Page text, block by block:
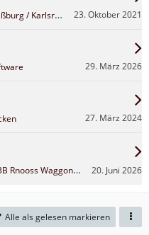
Ansagen ICE 3 Train Sim 22 (Deluxe) Straßburg / Karlsruhe Ansagen 23. Oktober 2021
29. März 2026
27. März 2024
Waggons von fsclips 20. Juni 2026
Alle als gelesen markieren